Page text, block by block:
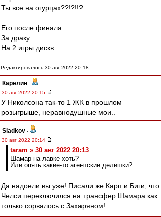
Ты все на огурцах??!?!!?
Его после финала
За драку
На 2 игры дискв.
Редактировалось 30 авг 2022 20:18
Карелин -
30 авг 2022 20:15
У Николсона так-то 1 ЖК в прошлом
розыгрыше, неравнодушные мои..
Sladkov -
30 авг 2022 20:14
taram » 30 авг 2022 20:13
Шамар на лавке хоть?
Или опять какие-то агентские делишки?
Да надоели вы уже! Писали же Карп и Биги, что
Челси переключился на трансфер Шамара как
только сорвалось с Захаряном!